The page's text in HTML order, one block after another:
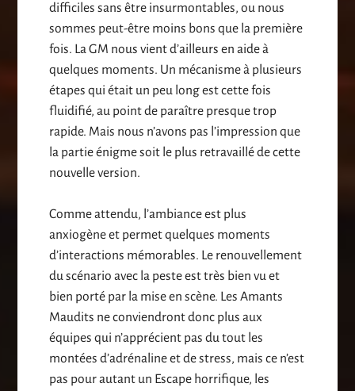
difficiles sans être insurmontables, ou nous
sommes peut-être moins bons que la première
fois. La GM nous vient d’ailleurs en aide à
quelques moments. Un mécanisme à plusieurs
étapes qui était un peu long est cette fois
fluidifié, au point de paraître presque trop
rapide. Mais nous n’avons pas l’impression que
la partie énigme soit le plus retravaillé de cette
nouvelle version.
Comme attendu, l’ambiance est plus
anxiogène et permet quelques moments
d’interactions mémorables. Le renouvellement
du scénario avec la peste est très bien vu et
bien porté par la mise en scène. Les Amants
Maudits ne conviendront donc plus aux
équipes qui n’apprécient pas du tout les
montées d’adrénaline et de stress, mais ce n’est
pas pour autant un Escape horrifique, les